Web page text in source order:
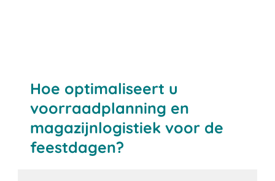
Hoe optimaliseert u
voorraadplanning en
magazijnlogistiek voor de
feestdagen?